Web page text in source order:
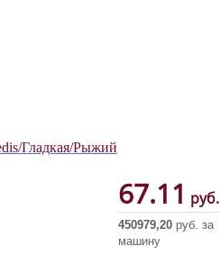
Гладкая/Рыжий
67.11 руб.
450979,20 руб. за
машину